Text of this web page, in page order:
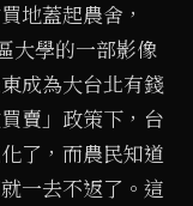
地蓋起農舍，
大學的一部影像
成為大台北有錢
賣」政策下，台
了，而農民知道
一去不返了。這